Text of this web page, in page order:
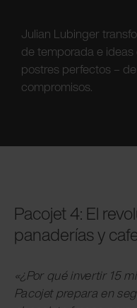
Julian Lubinger
de temporada e
postres perfectos –
compromisos.
Pacojet 4: El
panaderías y
«¿Por qué invertir 15
Pacojet prepara en